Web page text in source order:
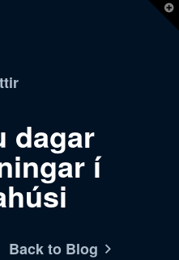
dagar
í
Back to Blog